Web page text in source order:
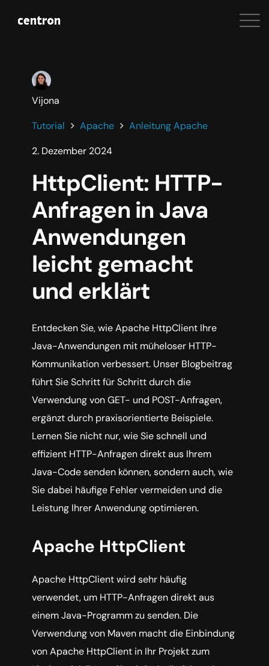
Vijona
Tutorial
Apache
Anleitung Apache
2. Dezember 2024
HttpClient: HTTP-
Anfragen in Java
Anwendungen
leicht gemacht
und erklärt
Entdecken Sie, wie Apache HttpClient Ihre
Java-Anwendungen mit müheloser HTTP-
Kommunikation verbessert. Unser Blogbeitrag
führt Sie Schritt für Schritt durch die
Verwendung von GET- und POST-Anfragen,
ergänzt durch praxisorientierte Beispiele.
Lernen Sie nicht nur, wie Sie schnell und
effizient HTTP-Anfragen direkt aus Ihrem
Java-Code senden können, sondern auch, wie
Sie dabei häufige Fehler vermeiden und die
Leistung Ihrer Anwendung optimieren.
Apache HttpClient
Apache HttpClient wird sehr häufig
verwendet, um HTTP-Anfragen direkt aus
einem Java-Programm zu senden. Die
Verwendung von Maven macht die Einbindung
von Apache HttpClient in Ihr Projekt zum